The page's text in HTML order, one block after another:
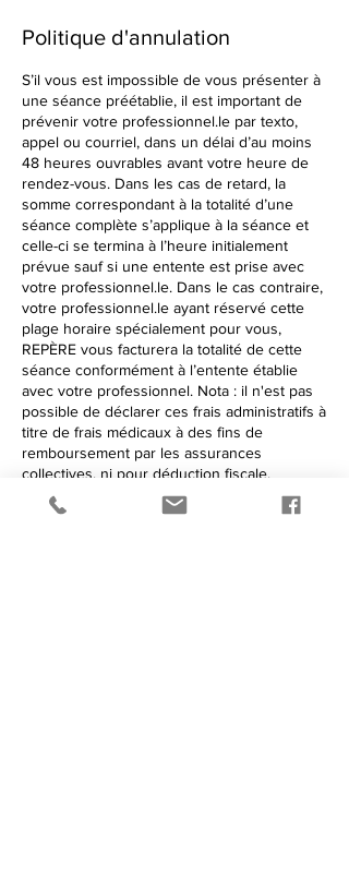
Politique d'annulation
S’il vous est impossible de vous présenter à
une séance préétablie, il est important de
prévenir votre professionnel.le par texto,
appel ou courriel, dans un délai d’au moins
48 heures ouvrables avant votre heure de
rendez-vous. Dans les cas de retard, la
somme correspondant à la totalité d’une
séance complète s’applique à la séance et
celle-ci se termina à l’heure initialement
prévue sauf si une entente est prise avec
votre professionnel.le. Dans le cas contraire,
votre professionnel.le ayant réservé cette
plage horaire spécialement pour vous,
REPÈRE vous facturera la totalité de cette
séance conformément à l’entente établie
avec votre professionnel. Nota : il n'est pas
possible de déclarer ces frais administratifs à
titre de frais médicaux à des fins de
remboursement par les assurances
collectives, ni pour déduction fiscale.